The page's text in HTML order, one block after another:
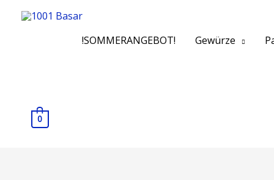
!SOMMERANGEBOT! Gewürze
0